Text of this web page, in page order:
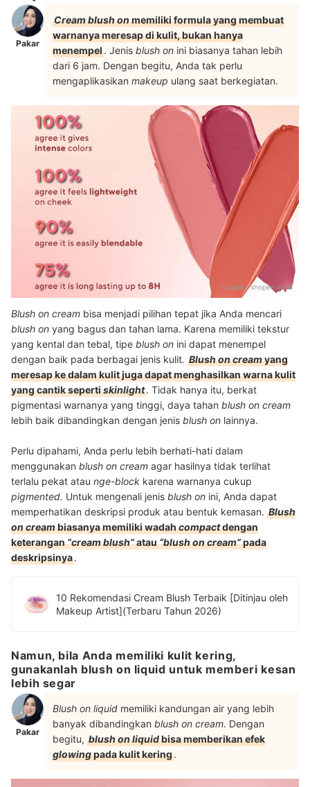
Pakar
Cream blush onmemiliki formula yang membuat
warnanya meresap di kulit, bukan hanya
menempel. Jenis blush on ini biasanya tahan lebih
dari 6 jam. Dengan begitu, Anda tak perlu
mengaplikasikan makeup ulang saat berkegiatan.
Sumber:shopee.co.id
Blush on cream bisa menjadi pilihan tepat jika Anda mencari
blush on yang bagus dan tahan lama. Karena memiliki tekstur
yang kental dan tebal, tipe blush on ini dapat menempel
dengan baik pada berbagai jenis kulit. Blush on creamyang
meresap ke dalam kulit juga dapat menghasilkan warna kulit
yang cantik sepertiskinlight. Tidak hanya itu, berkat
pigmentasi warnanya yang tinggi, daya tahan blush on cream
lebih baik dibandingkan dengan jenis blush on lainnya.
Perlu dipahami, Anda perlu lebih berhati-hati dalam
menggunakan blush on cream agar hasilnya tidak terlihat
terlalu pekat atau nge-block karena warnanya cukup
pigmented. Untuk mengenali jenis blush on ini, Anda dapat
memperhatikan deskripsi produk atau bentuk kemasan. Blush
on creambiasanya memiliki wadahcompactdengan
keterangan“cream blush”atau“blush on cream”pada
deskripsinya.
10 Rekomendasi Cream Blush Terbaik [Ditinjau oleh
Makeup Artist](Terbaru Tahun 2026)
Namun, bila Anda memiliki kulit kering,
gunakanlah blush on liquid untuk memberi kesan
lebih segar
Pakar
Blush on liquid memiliki kandungan air yang lebih
banyak dibandingkan blush on cream. Dengan
begitu, blush on liquidbisa memberikan efek
glowingpada kulit kering.